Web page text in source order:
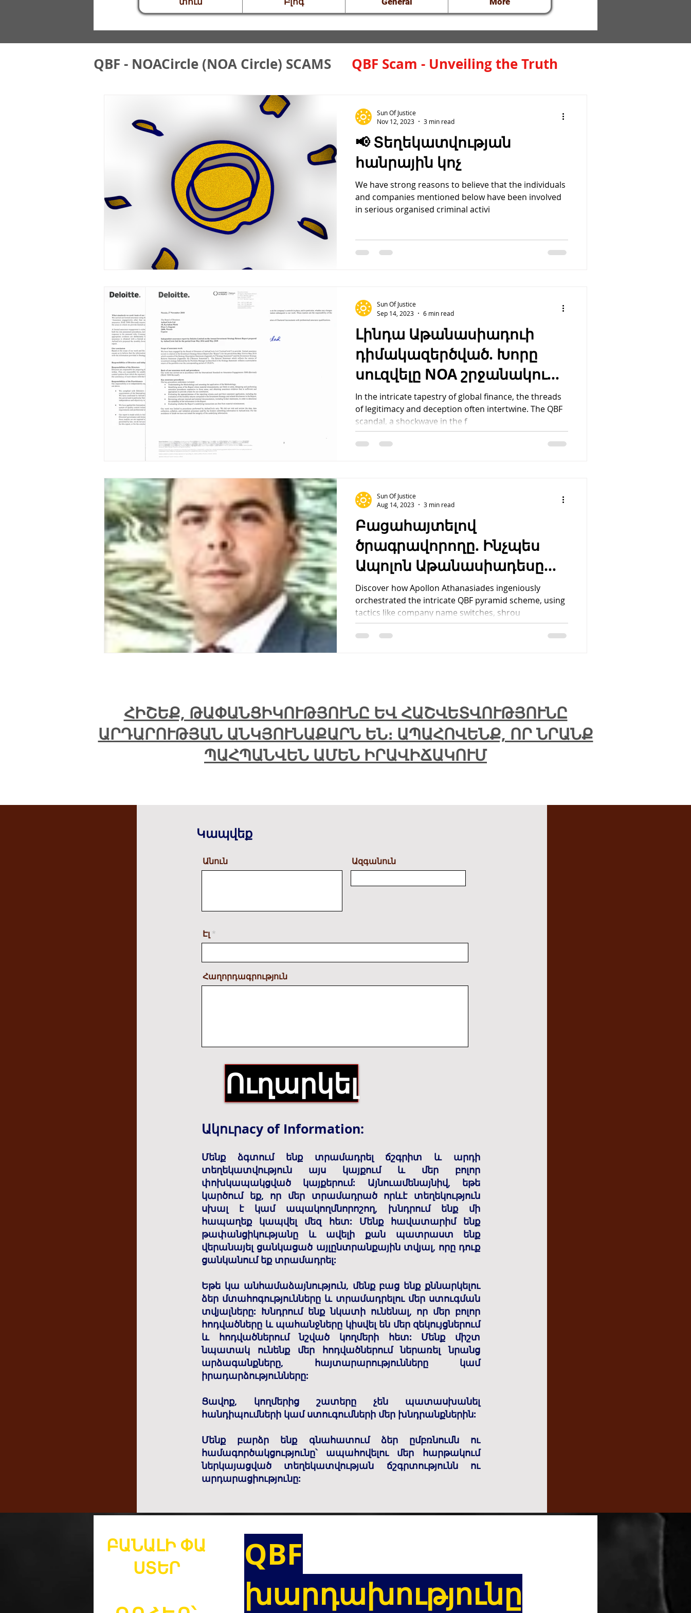
QBF - NOACircle (NOA Circle) SCAMS QBF Scam - Unveiling the Truth
📢 Տեղեկատվության
հանրային կոչ
We have strong reasons to believe that the individuals
and companies mentioned below have been involved
in serious organised criminal activi
Sun Of Justice
Nov 12, 2023
3 min read
Լինդա Աթանասիադուի
դիմակազերծված. Խորը
սուզվելը NOA շրջանակում,
AeliusCircle, QBF Scam
Puppeteer:
In the intricate tapestry of global finance, the threads
of legitimacy and deception often intertwine. The QBF
scandal, a shockwave in the f
Sun Of Justice
Sep 14, 2023
6 min read
Բացահայտելով
ծրագրավորողը. Ինչպես
Ապոլոն Աթանասիադեսը
կազմակերպեց QBF
NOACircle խաբեությունը
Discover how Apollon Athanasiades ingeniously
orchestrated the intricate QBF pyramid scheme, using
tactics like company name switches, shrou
Sun Of Justice
Aug 14, 2023
3 min read
ՀԻՇԵՔ, ԹԱՓԱՆՑԻԿՈՒԹՅՈՒՆԸ ԵՎ ՀԱՇՎԵՏՎՈՒԹՅՈՒՆԸ
ԱՐԴԱՐՈՒԹՅԱՆ ԱՆԿՅՈՒՆԱՔԱՐՆ ԵՆ։ ԱՊԱՀՈՎԵՆՔ, ՈՐ ՆՐԱՆՔ
ՊԱՀՊԱՆՎԵՆ ԱՄԵՆ ԻՐԱՎԻՃԱԿՈՒՄ
Կապվեք
Անուն Ազգանուն
Էլ
Հաղորդագրություն
Ուղարկել
Ակուրacy of Information:
Մենք ձգտում ենք տրամադրել ճշգրիտ և արդի
տեղեկատվություն այս կայքում և մեր բոլոր
փոխկապակցված կայքերում: Այնուամենայնիվ, եթե
կարծում եք, որ մեր տրամադրած որևէ տեղեկություն
սխալ է կամ ապակողմնորոշող, խնդրում ենք մի
հապաղեք կապվել մեզ հետ: Մենք հավատարիմ ենք
թափանցիկությանը և ավելի քան պատրաստ ենք
վերանայել ցանկացած այլընտրանքային տվյալ, որը դուք
ցանկանում եք տրամադրել:
Եթե կա անհամաձայնություն, մենք բաց ենք քննարկելու
ձեր մտահոգությունները և տրամադրելու մեր ստուգման
տվյալները: Խնդրում ենք նկատի ունենալ, որ մեր բոլոր
հոդվածները և պահանջները կիսվել են մեր զեկույցներում
և հոդվածներում նշված կողմերի հետ: Մենք միշտ
նպատակ ունենք մեր հոդվածներում ներառել նրանց
արձագանքները, հայտարարությունները կամ
իրադարձությունները:
Ցավոք, կողմերից շատերը չեն պատասխանել
հանդիպումների կամ ստուգումների մեր խնդրանքներին:
Մենք բարձր ենք գնահատում ձեր ըմբռնումն ու
համագործակցությունը՝ ապահովելու մեր հարթակում
ներկայացված տեղեկատվության ճշգրտությունն ու
արդարացիությունը:
ԲԱՆԱԼԻ ՓԱ
ՍՏԵՐ
QBF
խարդախությունը